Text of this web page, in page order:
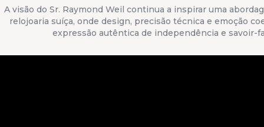
A visão do Sr. Raymond Weil continua a inspirar uma
relojoaria suíça, onde design, precisão técnica e emoção
expressão autêntica de independência e savoir-